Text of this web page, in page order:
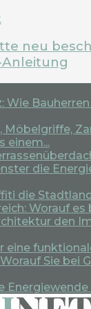
neu
Anleitung
Wie
Möbelgriffe,
einem...
die
die
Worauf es
den
eine
Sie bei
Energiewende